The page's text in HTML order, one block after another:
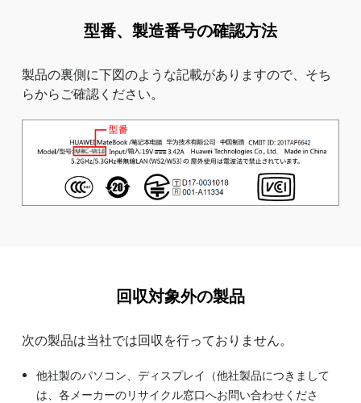
型番、製造番号の確認方法
製品の裏側に下図のような記載がありますので、そち
らからご確認ください。
回収対象外の製品
次の製品は当社では回収を行っておりません。
他社製のパソコン、ディスプレイ（他社製品につきまして
は、各メーカーのリサイクル窓口へお問い合わせくださ